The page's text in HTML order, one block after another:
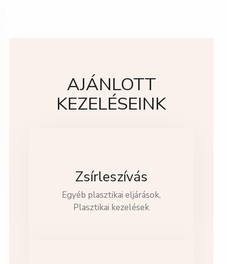
AJÁNLOTT
KEZELÉSEINK
Zsírleszívás
Egyéb plasztikai eljárások,
Plasztikai kezelések